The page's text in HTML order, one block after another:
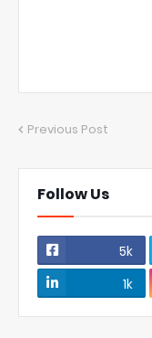
Previous Post
Follow Us
5k
1k